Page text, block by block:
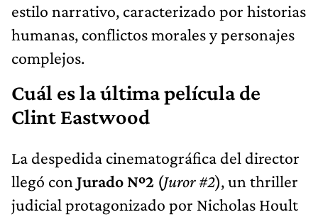
estilo narrativo, caracterizado por historias
humanas, conflictos morales y personajes
complejos.
Cuál es la última película de
Clint Eastwood
La despedida cinematográfica del director
llegó con Jurado Nº2 (Juror #2), un thriller
judicial protagonizado por Nicholas Hoult